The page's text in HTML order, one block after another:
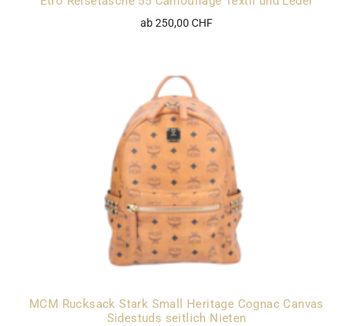
ab 250,00 CHF
MCM Rucksack Stark Small Heritage Cognac Canvas
Sidestuds seitlich Nieten